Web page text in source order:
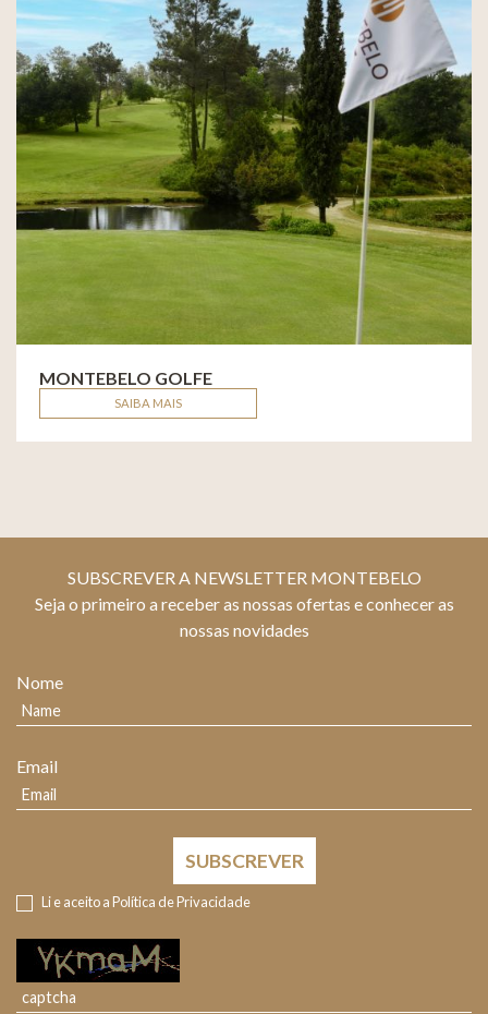
MONTEBELO GOLFE
SAIBA MAIS
SUBSCREVER A NEWSLETTER MONTEBELO
Seja o primeiro a receber as nossas ofertas e conhecer as
nossas novidades
Nome
Email
SUBSCREVER
Li e aceito aPolítica de Privacidade